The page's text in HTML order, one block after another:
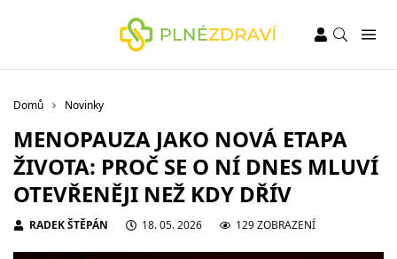
Domů Novinky
MENOPAUZA JAKO NOVÁ ETAPA
ŽIVOTA: PROČ SE O NÍ DNES MLUVÍ
OTEVŘENĚJI NEŽ KDY DŘÍV
RADEK ŠTĚPÁN 18. 05. 2026 129 ZOBRAZENÍ